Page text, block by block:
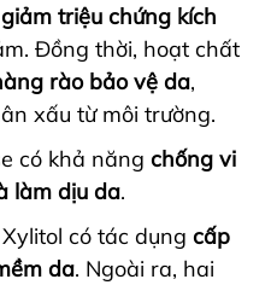
triệu chứng kích
Đồng thời, hoạt chất
rào bảo vệ da,
xấu từ môi trường.
có khả năng chống vi
làm dịu da.
có tác dụng cấp
da. Ngoài ra, hai